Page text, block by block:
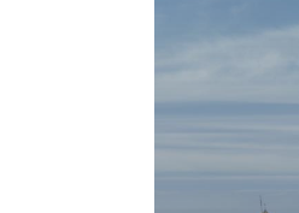
Caen-
:
pose